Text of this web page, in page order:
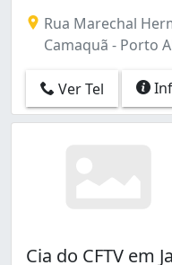
Chácara das
Costa e Silva (2)
Cristo Redentor (1)
Extrema (1)
Jardim Botânico (1)
Rua Marechal
Camaquã - Porto
Ver Tel
Cia do CFTV em